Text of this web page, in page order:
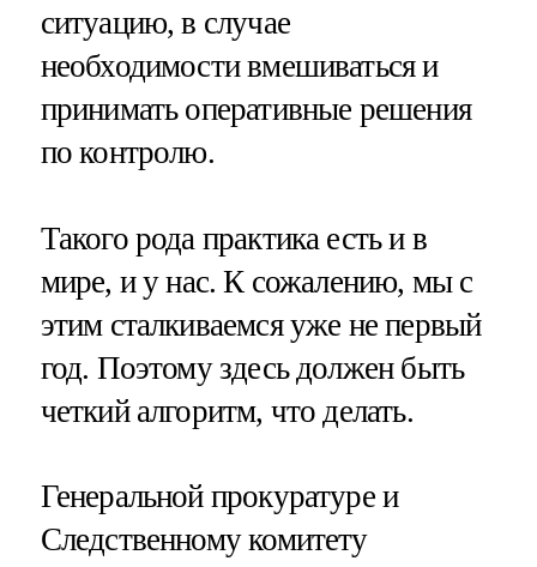
ситуацию, в случае
необходимости вмешиваться и
принимать оперативные решения
по контролю.
Такого рода практика есть и в
мире, и у нас. К сожалению, мы с
этим сталкиваемся уже не первый
год. Поэтому здесь должен быть
четкий алгоритм, что делать.
Генеральной прокуратуре и
Следственному комитету